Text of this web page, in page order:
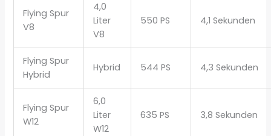
Flying Spur
V8
4,0
Liter
V8
550 PS 4,1 Sekunden
Flying Spur
Hybrid
Hybrid 544 PS 4,3 Sekunden
Flying Spur
W12
6,0
Liter
W12
635 PS 3,8 Sekunden